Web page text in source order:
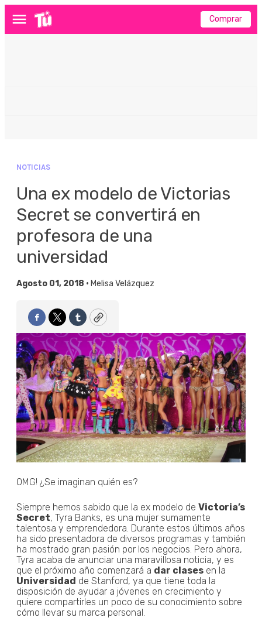
Menú Comprar
NOTICIAS
Una ex modelo de Victorias
Secret se convertirá en
profesora de una
universidad
Agosto 01, 2018 • Melisa Velázquez
Facebook
TwitterTumblrCopy
OMG! ¿Se imaginan quién es?
Siempre hemos sabido que la ex modelo de Victoria’s
Secret, Tyra Banks, es una mujer sumamente
talentosa y emprendedora. Durante estos últimos años
ha sido presentadora de diversos programas y también
ha mostrado gran pasión por los negocios. Pero ahora,
Tyra acaba de anunciar una maravillosa noticia, y es
que el próximo año comenzará a dar clases en la
Universidad de Stanford, ya que tiene toda la
disposición de ayudar a jóvenes en crecimiento y
quiere compartirles un poco de su conocimiento sobre
cómo llevar su marca personal.